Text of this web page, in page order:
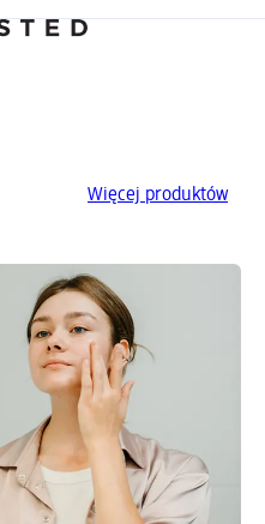
Więcej produktów